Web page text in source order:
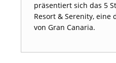
präsentiert sich das 5
Resort & Serenity, eine
von Gran Canaria.